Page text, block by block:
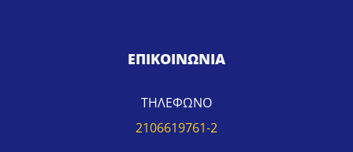
ΕΠΙΚΟΙΝΩΝΙΑ
ΤΗΛΕΦΩΝΟ
2106619761-2